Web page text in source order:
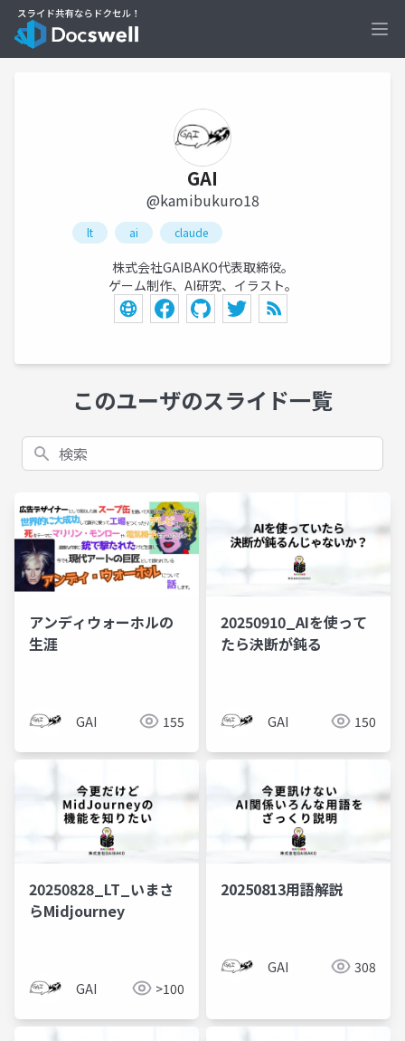
GAI
@kamibukuro18
lt ai claude
株式会社GAIBAKO代表取締役。
ゲーム制作、AI研究、イラスト。
このユーザのスライド一覧
検索
アンディウォーホルの
生涯
GAI 155
20250910_AIを使って
たら決断が鈍る
GAI 150
20250828_LT_いまさ
らMidjourney
GAI >100
20250813用語解説
GAI 308